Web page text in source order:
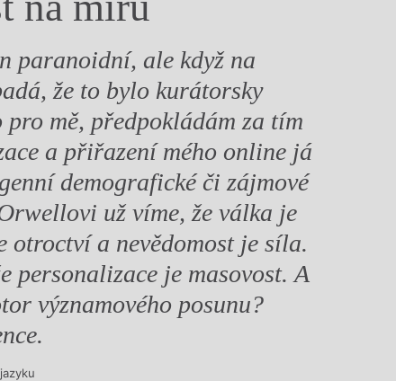
paranoidní, ale když na
že to bylo kurátorsky
mě, předpokládám za tím
a přiřazení mého online já
demografické či zájmové
už víme, že válka je
otroctví a nevědomost je síla.
personalizace je masovost. A
významového posunu?